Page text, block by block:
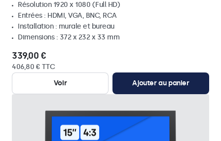
Résolution 1920 x 1080 (Full HD)
Entrées : HDMI, VGA, BNC, RCA
Installation : murale et bureau
Dimensions : 372 x 232 x 33 mm
339,00 €
406,80 € TTC
Voir
Ajouter au panier